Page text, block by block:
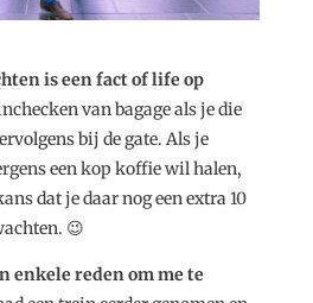
is een fact of life op
van bagage als je die
bij de gate. Als je
een kop koffie wil halen,
dat je daar nog een extra 10
😉
enkele reden om me te